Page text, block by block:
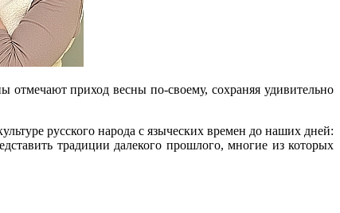
приход весны по-своему, сохраняя удивительно
русского народа с языческих времен до наших дней:
традиции далекого прошлого, многие из которых